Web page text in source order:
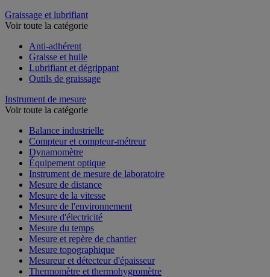
Graissage et lubrifiant
Voir toute la catégorie
Anti-adhérent
Graisse et huile
Lubrifiant et dégrippant
Outils de graissage
Instrument de mesure
Voir toute la catégorie
Balance industrielle
Compteur et compteur-métreur
Dynamomètre
Équipement optique
Instrument de mesure de laboratoire
Mesure de distance
Mesure de la vitesse
Mesure de l'environnement
Mesure d'électricité
Mesure du temps
Mesure et repère de chantier
Mesure topographique
Mesureur et détecteur d'épaisseur
Thermomètre et thermohygromètre